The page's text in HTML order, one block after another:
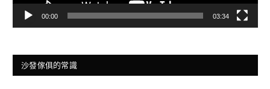
00:00 03:34
沙發傢俱的常識